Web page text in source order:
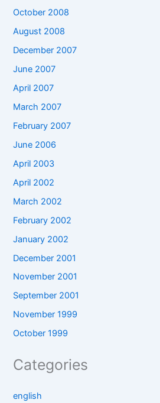
October 2008
August 2008
December 2007
June 2007
April 2007
March 2007
February 2007
June 2006
April 2003
April 2002
March 2002
February 2002
January 2002
December 2001
November 2001
September 2001
November 1999
October 1999
Categories
english